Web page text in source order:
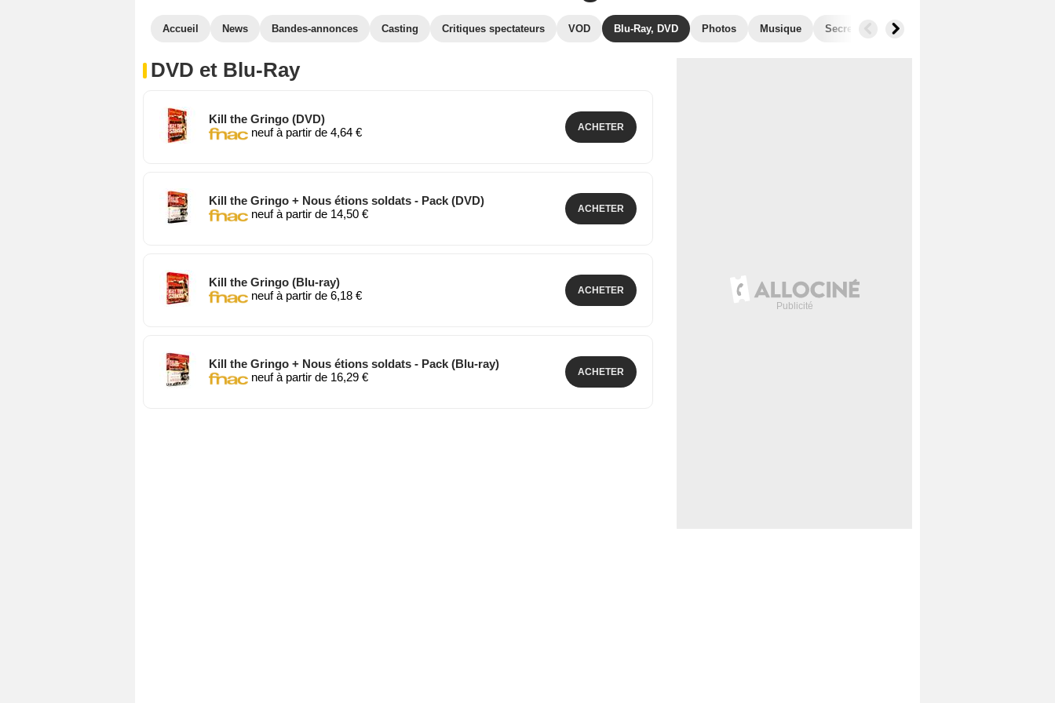
Accueil News Bandes-annonces Casting Critiques spectateurs VOD Blu-Ray, DVD Photos Musique Secrets de tournage
DVD et Blu-Ray
Kill the Gringo (DVD)
neuf à partir de 4,64 €
ACHETER
Kill the Gringo + Nous étions soldats - Pack (DVD)
neuf à partir de 14,50 €
ACHETER
Kill the Gringo (Blu-ray)
neuf à partir de 6,18 €
ACHETER
Kill the Gringo + Nous étions soldats - Pack (Blu-ray)
neuf à partir de 16,29 €
ACHETER